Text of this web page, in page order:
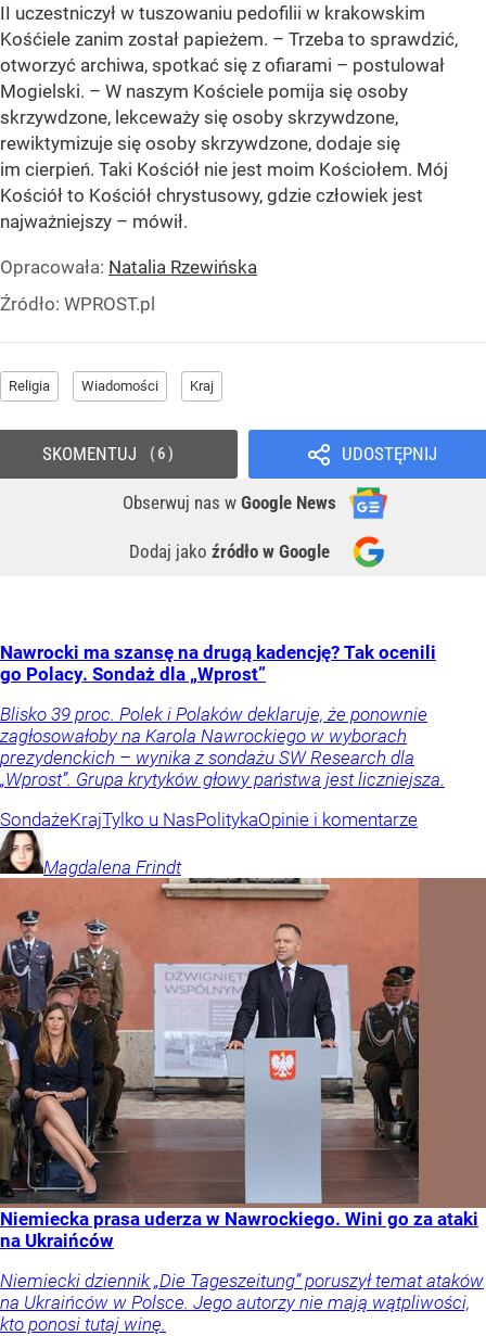
II uczestniczył w tuszowaniu pedofilii w krakowskim
Kośćiele zanim został papieżem. – Trzeba to sprawdzić,
otworzyć archiwa, spotkać się z ofiarami – postulował
Mogielski. – W naszym Kościele pomija się osoby
skrzywdzone, lekceważy się osoby skrzywdzone,
rewiktymizuje się osoby skrzywdzone, dodaje się
im cierpień. Taki Kościół nie jest moim Kościołem. Mój
Kościół to Kościół chrystusowy, gdzie człowiek jest
najważniejszy – mówił.
Opracowała: Natalia Rzewińska
Źródło: WPROST.pl
Religia Wiadomości Kraj
UDOSTĘPNIJ
Obserwuj nas w Google News
Dodaj jako źródło w Google
SKOMENTUJ 6
Nawrocki ma szansę na drugą kadencję? Tak ocenili
go Polacy. Sondaż dla „Wprost”
Blisko 39 proc. Polek i Polaków deklaruje, że ponownie
zagłosowałoby na Karola Nawrockiego w wyborach
prezydenckich – wynika z sondażu SW Research dla
„Wprost”. Grupa krytyków głowy państwa jest liczniejsza.
SondażeKrajTylko u NasPolitykaOpinie i komentarze
Magdalena Frindt
Niemiecka prasa uderza w Nawrockiego. Wini go za ataki
na Ukraińców
Niemiecki dziennik „Die Tageszeitung” poruszył temat ataków
na Ukraińców w Polsce. Jego autorzy nie mają wątpliwości,
kto ponosi tutaj winę.